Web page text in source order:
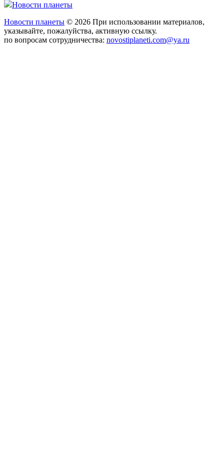
Новости планеты
Новости планеты © 2026 При использовании материалов,
указывайте, пожалуйства, активную ссылку.
по вопросам сотрудничества: novostiplaneti.com@ya.ru